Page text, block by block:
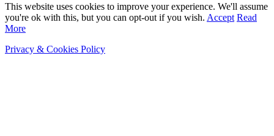
This website uses cookies to improve your experience. We'll assume
you're ok with this, but you can opt-out if you wish. Accept Read
More
Privacy & Cookies Policy